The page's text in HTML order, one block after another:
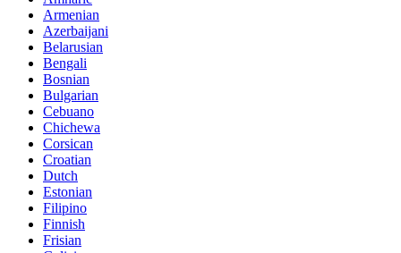
Armenian
Azerbaijani
Belarusian
Bengali
Bosnian
Bulgarian
Cebuano
Chichewa
Corsican
Croatian
Dutch
Estonian
Filipino
Finnish
Frisian